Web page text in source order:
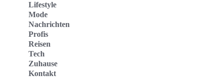
Lifestyle
Mode
Nachrichten
Profis
Reisen
Tech
Zuhause
Kontakt